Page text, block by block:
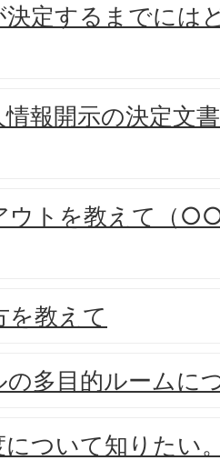
決定するまでには
報開示の決定文
ウトを教えて（
を教えて
の多目的ルームに
について知りたい